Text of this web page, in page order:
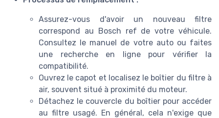
Assurez-vous d'avoir un nouveau filtre
correspond au Bosch ref de votre véhicule.
Consultez le manuel de votre auto ou faites
une recherche en ligne pour vérifier la
compatibilité.
Ouvrez le capot et localisez le boîtier du filtre à
air, souvent situé à proximité du moteur.
Détachez le couvercle du boîtier pour accéder
au filtre usagé. En général, cela n'exige que